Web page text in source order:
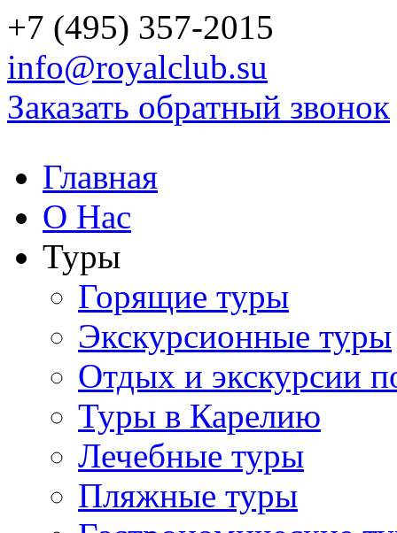
+7 (495) 357-2015
info@royalclub.su
Заказать обратный звонок
Главная
О Нас
Туры
Горящие туры
Экскурсионные туры
Отдых и экскурсии
Туры в Карелию
Лечебные туры
Пляжные туры